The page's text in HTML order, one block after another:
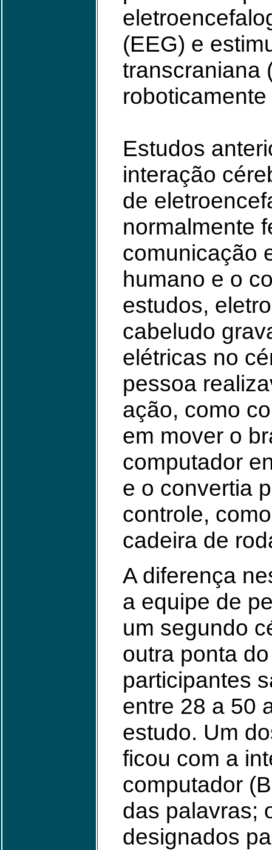
(EEG) e
transcraniana
Estudos
interação
de
normalmente
comunicação
humano e o
estudos,
cabeludo
elétricas no
pessoa
ação, como
em mover o
computador
e o convertia
controle,
cadeira de
A diferença
a equipe de
um segundo
outra ponta
participantes
entre 28 a 50
estudo. Um
ficou com a
computador
das palavras;
designados